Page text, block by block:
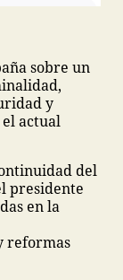
sobre un
y
actual
del
presidente
en la
reformas